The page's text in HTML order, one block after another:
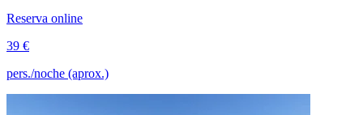
Reserva online
39 €
pers./noche (aprox.)